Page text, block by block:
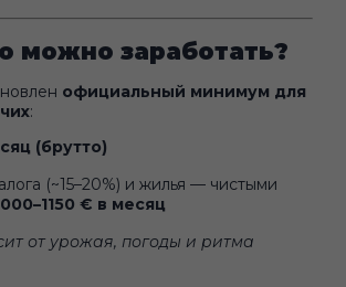
можно заработать?
официальный минимум для
:
(брутто)
(~15–20%) и жилья — чистыми
€ в месяц
от урожая, погоды и ритма